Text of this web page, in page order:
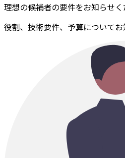
理想の候補者の要件をお知らせく
役割、技術要件、予算についてお